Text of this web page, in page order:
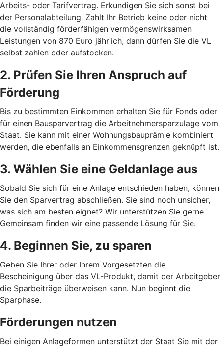
Arbeits- oder Tarifvertrag. Erkundigen Sie sich sonst bei
der Personalabteilung. Zahlt Ihr Betrieb keine oder nicht
die vollständig förderfähigen vermögenswirksamen
Leistungen von 870 Euro jährlich, dann dürfen Sie die VL
selbst zahlen oder aufstocken.
2. Prüfen Sie Ihren Anspruch auf
Förderung
Bis zu bestimmten Einkommen erhalten Sie für Fonds oder
für einen Bausparvertrag die Arbeitnehmersparzulage vom
Staat. Sie kann mit einer Wohnungsbauprämie kombiniert
werden, die ebenfalls an Einkommensgrenzen geknüpft ist.
3. Wählen Sie eine Geldanlage aus
Sobald Sie sich für eine Anlage entschieden haben, können
Sie den Sparvertrag abschließen. Sie sind noch unsicher,
was sich am besten eignet? Wir unterstützen Sie gerne.
Gemeinsam finden wir eine passende Lösung für Sie.
4. Beginnen Sie, zu sparen
Geben Sie Ihrer oder Ihrem Vorgesetzten die
Bescheinigung über das VL-Produkt, damit der Arbeitgeber
die Sparbeiträge überweisen kann. Nun beginnt die
Sparphase.
Förderungen nutzen
Bei einigen Anlageformen unterstützt der Staat Sie mit der